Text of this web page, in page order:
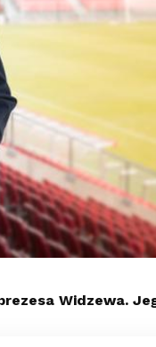
Widzewa.